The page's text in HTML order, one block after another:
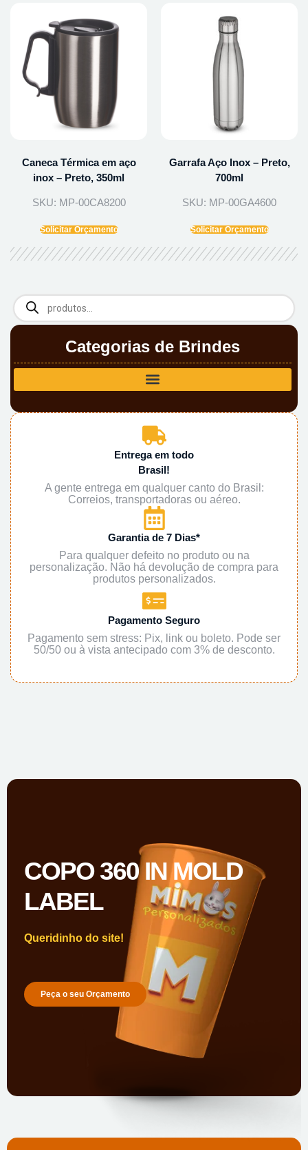
Categorias de Brindes
Entrega em todo
Brasil!
A gente entrega em qualquer canto do Brasil:
Correios, transportadoras ou aéreo.
Garantia de 7 Dias*
Para qualquer defeito no produto ou na
personalização. Não há devolução de compra para
produtos personalizados.
Pagamento Seguro
Pagamento sem stress: Pix, link ou boleto. Pode ser
50/50 ou à vista antecipado com 3% de desconto.
Caneca Térmica em aço
inox – Preto, 350ml
SKU: MP-00CA8200
Solicitar Orçamento
Garrafa Aço Inox – Preto,
700ml
SKU: MP-00GA4600
Solicitar Orçamento
COPO 360 IN MOLD
LABEL
Queridinho do site!
Peça o seu Orçamento